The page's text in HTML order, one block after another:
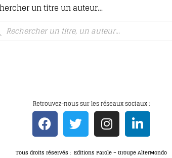
un titre un auteur…
Retrouvez-nous sur les réseaux sociaux :
Tous droits réservés : Editions Parole – Groupe AlterMondo